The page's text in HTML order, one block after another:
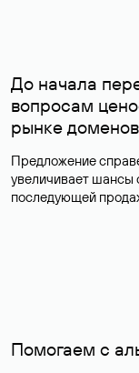
До начала
вопросам
рынке доменов
Предложение
увеличивает шансы
последующей
Помогаем с